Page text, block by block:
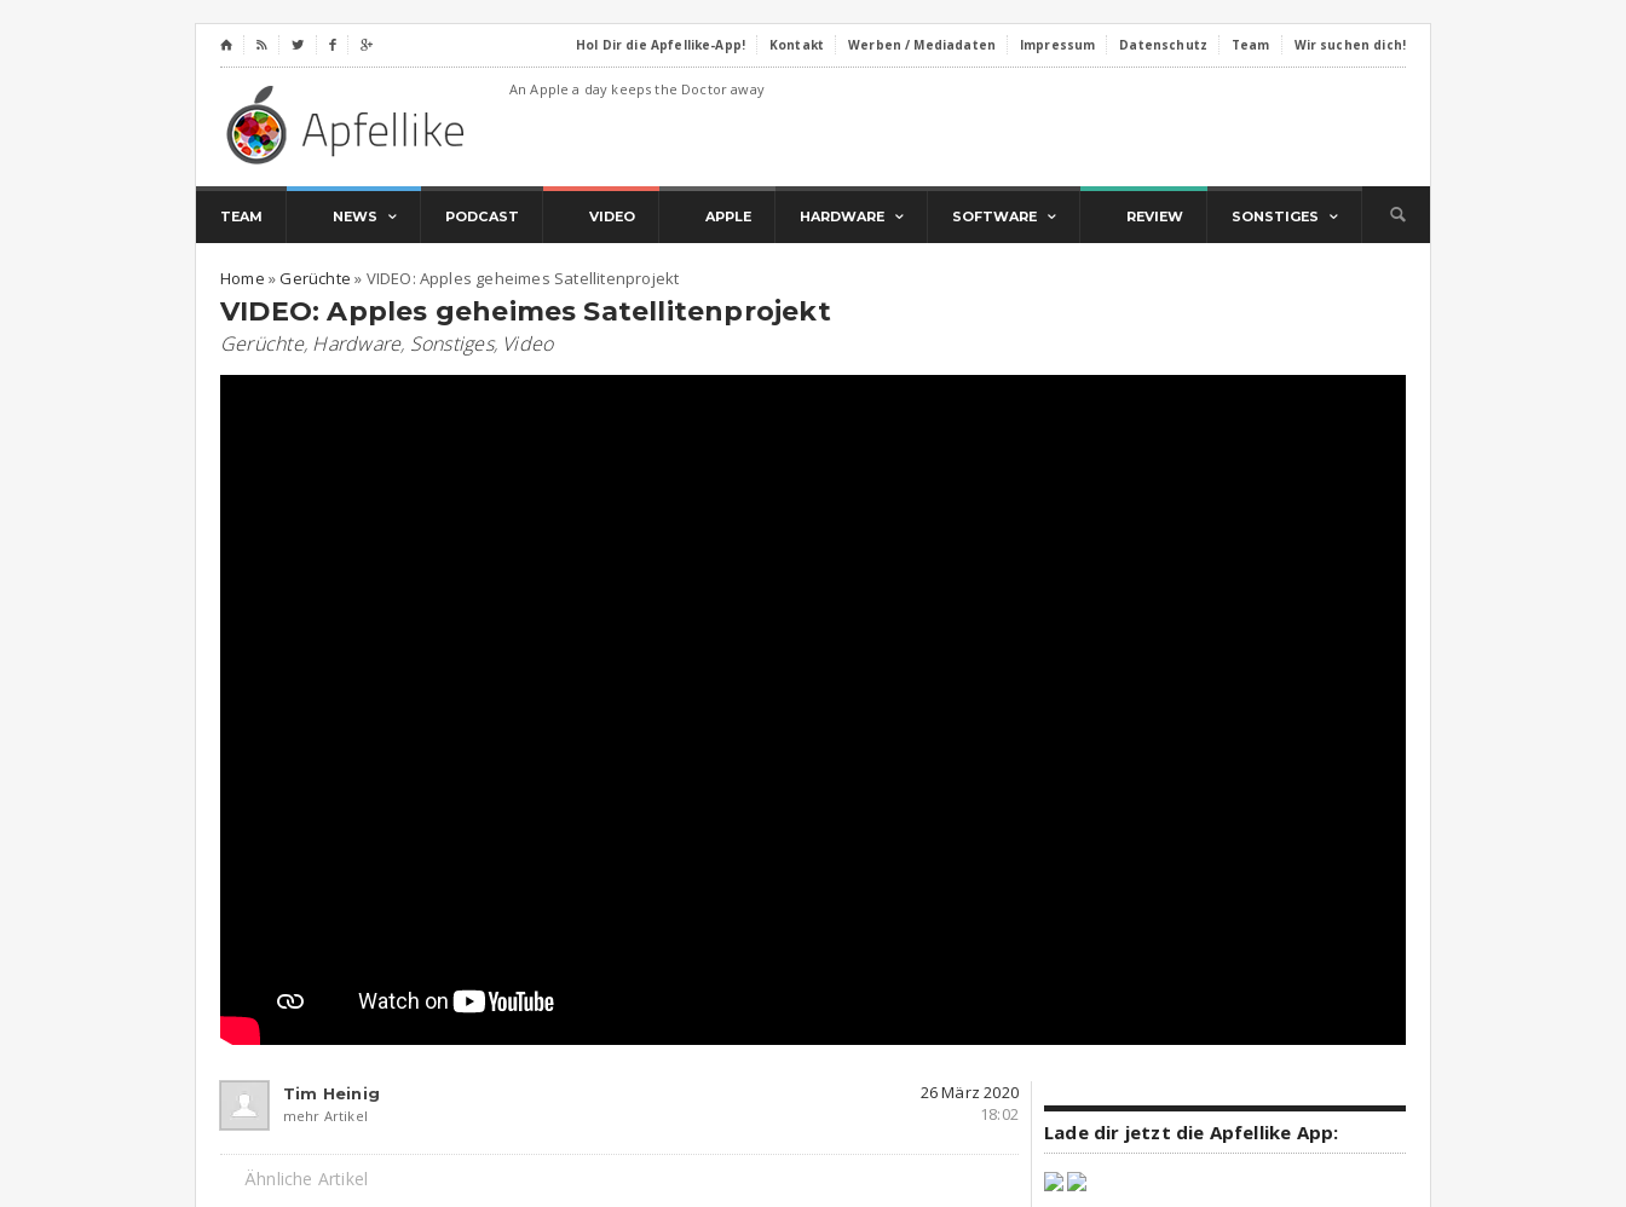
⌂     Hol Dir die Apfellike-App! Kontakt Werben / Mediadaten Impressum Datenschutz Team Wir suchen dich!
An Apple a day keeps the Doctor away
TEAM NEWS PODCAST VIDEO APPLE HARDWARE SOFTWARE REVIEW SONSTIGES
Home »Gerüchte » VIDEO: Apples geheimes Satellitenprojekt
VIDEO: Apples geheimes Satellitenprojekt
Gerüchte, Hardware, Sonstiges, Video
Tim Heinig
mehr Artikel
26 März 2020
18:02
Ähnliche Artikel
Lade dir jetzt die Apfellike App: